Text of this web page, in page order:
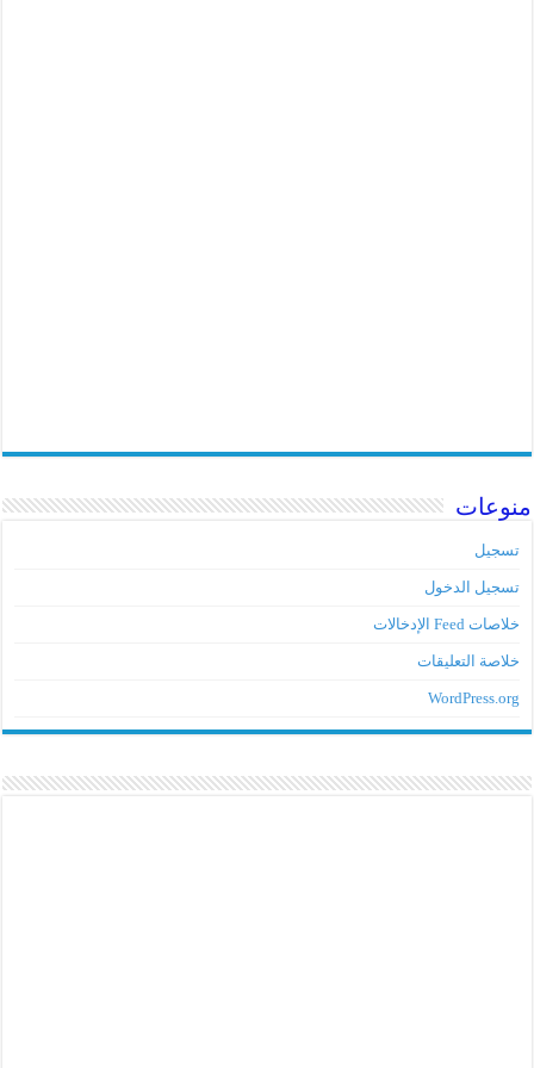
منوعات
تسجيل
تسجيل الدخول
خلاصات Feed الإدخالات
خلاصة التعليقات
WordPress.org